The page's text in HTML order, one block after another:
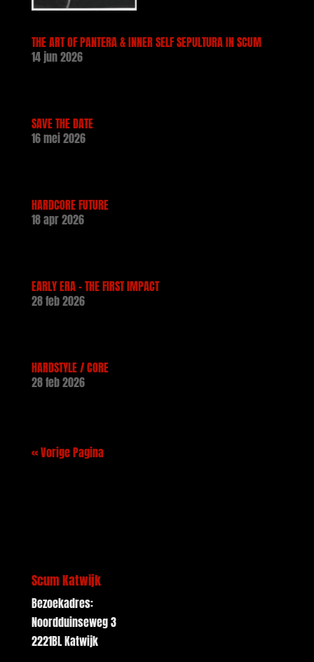
THE ART OF PANTERA & INNER SELF SEPULTURA IN SCUM
14 jun 2026
SAVE THE DATE
16 mei 2026
HARDCORE FUTURE
18 apr 2026
EARLY ERA – THE FIRST IMPACT
28 feb 2026
HARDSTYLE / CORE
28 feb 2026
« Vorige Pagina
Scum Katwijk
Bezoekadres:
Noordduinseweg 3
2221BL Katwijk